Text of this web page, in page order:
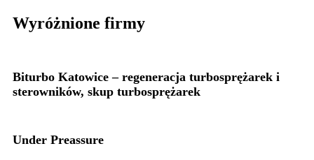
Wyróżnione firmy
Biturbo Katowice – regeneracja turbosprężarek i
sterowników, skup turbosprężarek
Under Preassure